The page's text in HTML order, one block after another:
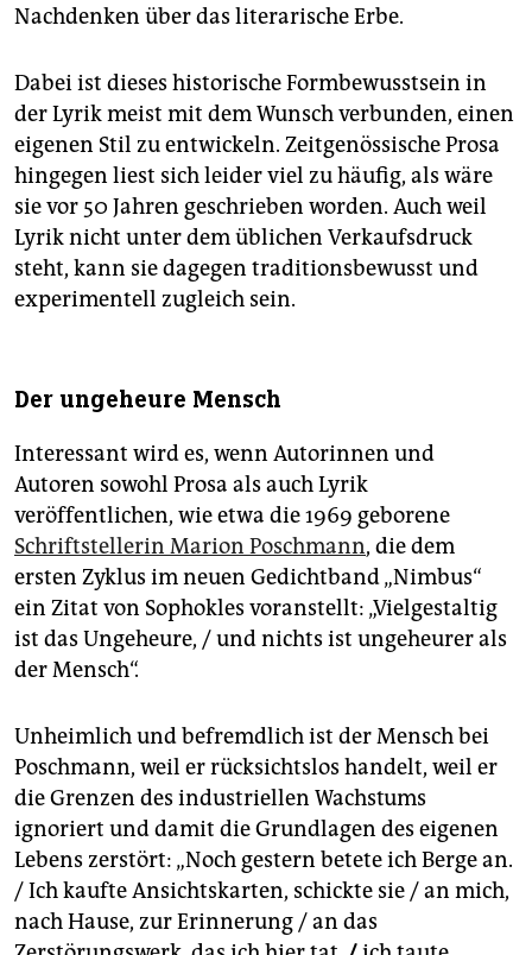
Nachdenken über das literarische Erbe.
Dabei ist dieses historische Formbewusstsein in
der Lyrik meist mit dem Wunsch verbunden, einen
eigenen Stil zu entwickeln. Zeitgenössische Prosa
hingegen liest sich leider viel zu häufig, als wäre
sie vor 50 Jahren geschrieben worden. Auch weil
Lyrik nicht unter dem üblichen Verkaufsdruck
steht, kann sie dagegen traditionsbewusst und
experimentell zugleich sein.
Der ungeheure Mensch
Interessant wird es, wenn Autorinnen und
Autoren sowohl Prosa als auch Lyrik
veröffentlichen, wie etwa die 1969 geborene
Schriftstellerin Marion Poschmann, die dem
ersten Zyklus im neuen Gedichtband „Nimbus“
ein Zitat von Sophokles voranstellt: „Vielgestaltig
ist das Ungeheure, / und nichts ist ungeheurer als
der Mensch“.
Unheimlich und befremdlich ist der Mensch bei
Poschmann, weil er rücksichtslos handelt, weil er
die Grenzen des industriellen Wachstums
ignoriert und damit die Grundlagen des eigenen
Lebens zerstört: „Noch gestern betete ich Berge an.
/ Ich kaufte Ansichtskarten, schickte sie / an mich,
nach Hause, zur Erinnerung / an das